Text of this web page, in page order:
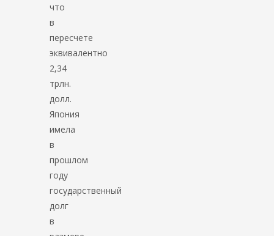
что
в
пересчете
эквивалентно
2,34
трлн.
долл.
Япония
имела
в
прошлом
году
государственный
долг
в